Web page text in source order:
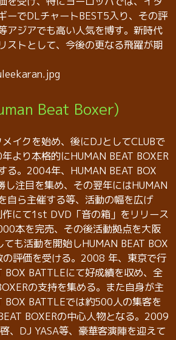
ーでDLチャートBEST5入り、その評
アジアでも高い人気を博す。新時代
ストとして、今後の更なる飛躍が期
Beat Boxer)
イクを始め、後にDJとしてCLUBで
より本格的にHUMAN BEAT BOXER
る。2004年、HUMAN BEAT BOX
し注目を集め、その翌年にはHUMAN
自ら主催する等、活動の幅を広げ
にて1st DVD「音の箱」をリリース
本を完売、その後活動拠点を大阪
も活動を開始しHUMAN BEAT BOX
の評価を受ける。2008 年、東京で行
BOX BATTLEにて好成績を収め、全
の支持を集める。また自身が主
BOX BATTLEでは約500人の集客を
BOXERの中心人物となる。2009
、DJ YASA等、豪華客演陣を迎えて